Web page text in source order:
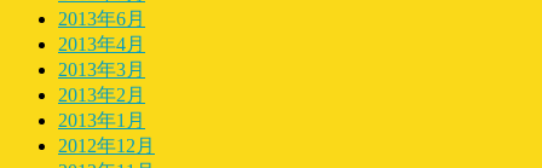
2013年6月
2013年4月
2013年3月
2013年2月
2013年1月
2012年12月